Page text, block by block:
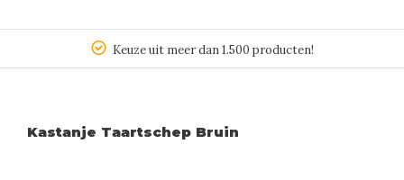
Keuze uit meer dan 1.500 producten!
Kastanje Taartschep Bruin